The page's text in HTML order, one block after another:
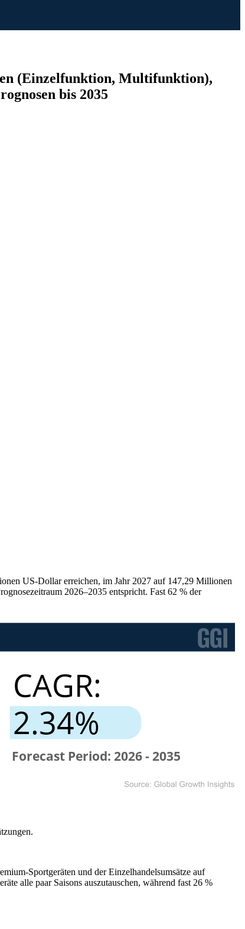
(Einzelfunktion, Multifunktion),
bis 2035
US-Dollar erreichen, im Jahr 2027 auf 147,29 Millionen
2026–2035 entspricht. Fast 62 % der
Sportgeräten und der Einzelhandelsumsätze auf
alle paar Saisons auszutauschen, während fast 26 %